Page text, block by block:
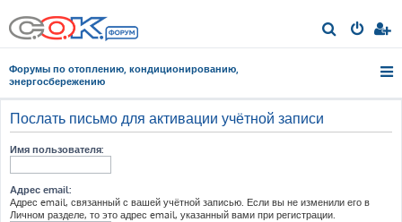
о
Форумы по отоплению, кондиционированию,
энергосбережению
Послать письмо для активации учётной записи
Имя пользователя:
Адрес email:
Адрес email, связанный с вашей учётной записью. Если вы не изменили его в
Личном разделе, то это адрес email, указанный вами при регистрации.